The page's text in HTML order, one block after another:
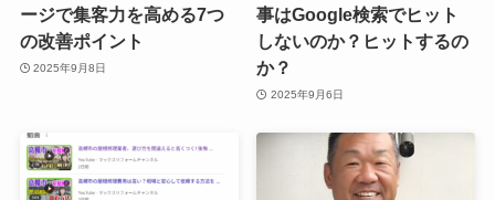
ージで集客力を高める7つ
の改善ポイント
2025年9月8日
事はGoogle検索でヒット
しないのか？ヒットするの
か？
2025年9月6日